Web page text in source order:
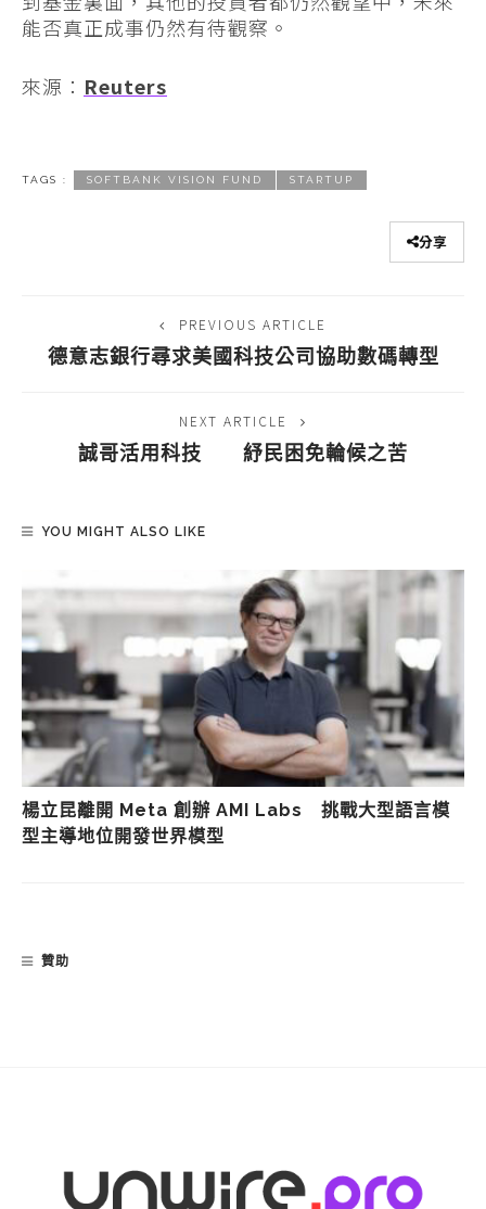
能否真正成事仍然有待觀察。
來源： Reuters
TAGS : SOFTBANK VISION FUND STARTUP
分享
PREVIOUS ARTICLE
德意志銀行尋求美國科技公司協助數碼轉型
NEXT ARTICLE
誠哥活用科技 紓民困免輪候之苦
YOU MIGHT ALSO LIKE
楊立昆離開 Meta 創辦 AMI Labs 挑戰大型語言模
型主導地位開發世界模型
贊助